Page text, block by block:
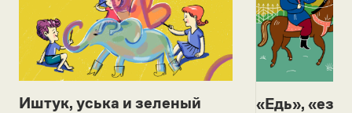
Иштук, уська и зеленый
«Едь»,